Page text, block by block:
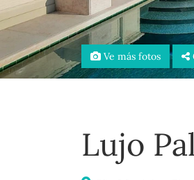
Ve más fotos
Lujo